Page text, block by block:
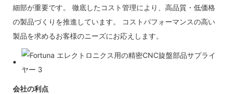
細部が重要です。 徹底したコスト管理により、高品質・低価格
の製品づくりを推進しています。 コストパフォーマンスの高い
製品を求めるお客様のニーズにお応えします。
会社の利点